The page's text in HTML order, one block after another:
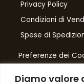
Diamo valore
Privacy Policy
Condizioni di
Spese di
Preferenze dei
di
Iscriviti per